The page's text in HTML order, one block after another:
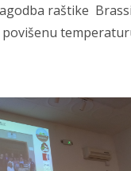
raštike
povišenu